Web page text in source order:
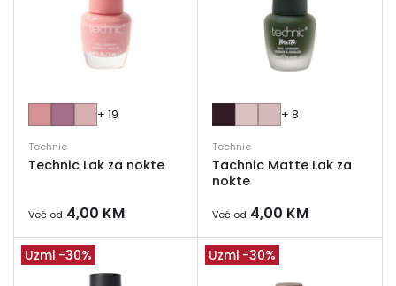
+ 19
Technic
Technic Lak za nokte
Već od 4,00 KM
+ 8
Technic
Tachnic Matte Lak za
nokte
Već od 4,00 KM
Uzmi -30% Uzmi -30%